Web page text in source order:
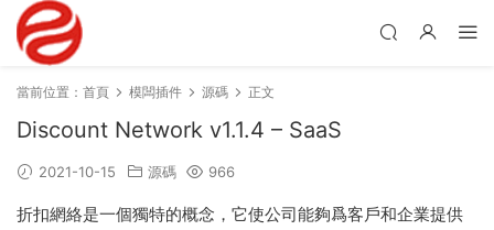
當前位置： 首頁 模闆插件 源碼 正文
Discount Network v1.1.4 – SaaS
2021-10-15 源碼 966
折扣網絡是一個獨特的概念，它使公司能夠爲客戶和企業提供